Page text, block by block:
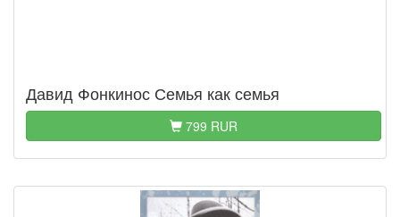
Давид Фонкинос Семья как семья
799 RUR